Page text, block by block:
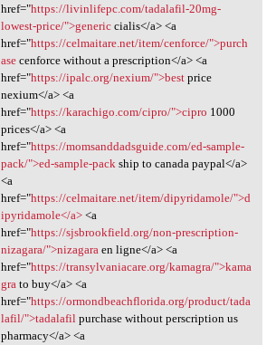
href="https://livinlifepc.com/tadalafil-20mg-
lowest-price/">genericcialis</a> <a
href="https://celmaitare.net/item/cenforce/">purch
asecenforce without a prescription</a> <a
href="https://ipalc.org/nexium/">bestprice
nexium</a> <a
href="https://karachigo.com/cipro/">cipro 1000
prices</a> <a
href="https://momsanddadsguide.com/ed-sample-
pack/">ed-sample-packship to canada paypal</a>
<a
href="https://celmaitare.net/item/dipyridamole/">d
ipyridamole</a><a
href="https://sjsbrookfield.org/non-prescription-
nizagara/">nizagaraen ligne</a> <a
href="https://transylvaniacare.org/kamagra/">kama
grato buy</a> <a
href="https://ormondbeachflorida.org/product/tada
lafil/">tadalafilpurchase without perscription us
pharmacy</a> <a